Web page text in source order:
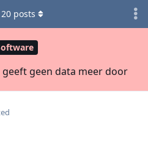
geeft geen data meer door
20 posts